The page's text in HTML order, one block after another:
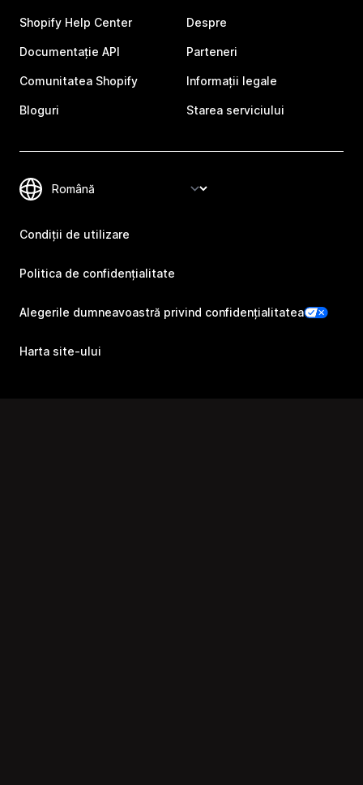
Shopify Help Center
Documentație API
Comunitatea Shopify
Bloguri
Despre
Parteneri
Informații legale
Starea serviciului
Condiții de utilizare
Politica de confidențialitate
Alegerile dumneavoastră privind confidențialitatea
Harta site-ului